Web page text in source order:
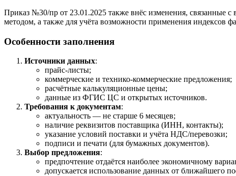
Приказ №30/пр от 23.01.2025 также внёс изменения,
методом, а также для учёта возможности применения индексов
Особенности заполнения
Источники данных:
прайс‑листы;
коммерческие и технико‑коммерческие предложения;
расчётные калькуляционные цены;
данные из ФГИС ЦС и открытых источников.
Требования к документам:
актуальность — не старше 6 месяцев;
наличие реквизитов поставщика (ИНН, контакты);
указание условий поставки и учёта НДС/перевозки;
подписи и печати (для бумажных документов).
Выбор предложения:
предпочтение отдаётся наиболее экономичному
допускается использование данных от ближайшего